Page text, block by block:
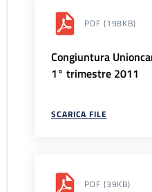
PDF (198KB)
Congiuntura
1° trimestre 2011
SCARICA FILE
PDF (39KB)